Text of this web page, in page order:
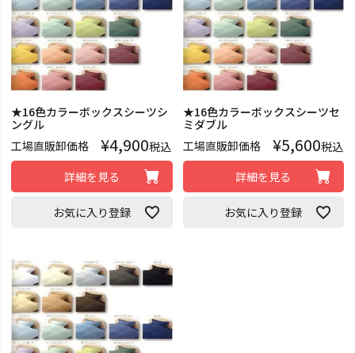
★16色カラーボックスシーツシ
ングル
工場直販卸価格
¥4,900税込
詳細を見る
お気に入り登録
★16色カラーボックスシーツセ
ミダブル
工場直販卸価格
¥5,600税込
詳細を見る
お気に入り登録